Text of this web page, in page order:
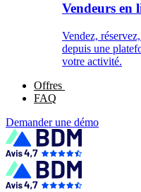
Vendeurs en
Vendez,
depuis une
votre activité.
Offres
FAQ
Demander une démo